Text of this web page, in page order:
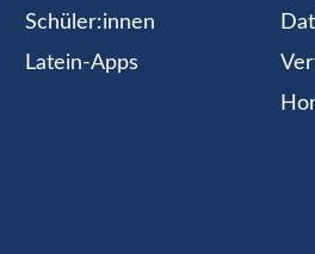
Schüler:innen
Latein-Apps